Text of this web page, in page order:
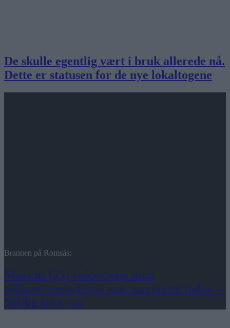
De skulle egentlig vært i bruk allerede nå.
Dette er statusen for de nye lokaltogene
Brannen på Romsås:
Markus (25) vokste opp med
uthuset/eneboligen som nærmeste nabo: –
Veldig trist syn